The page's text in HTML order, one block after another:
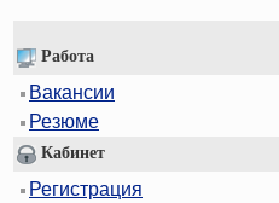
Работа
Вакансии
Резюме
Кабинет
Регистрация